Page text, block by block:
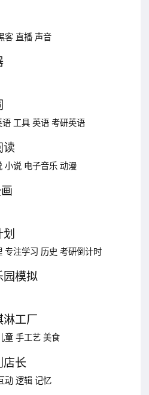
客 直播 声音
语 工具 英语 考研英语
读
小说 电子音乐 动漫
专注学习 历史 考研倒计时
园模拟
工厂
童 手工艺 美食
店长
动 逻辑 记忆